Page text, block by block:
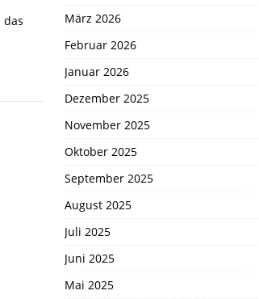
das
März 2026
Februar 2026
Januar 2026
Dezember 2025
November 2025
Oktober 2025
September 2025
August 2025
Juli 2025
Juni 2025
Mai 2025